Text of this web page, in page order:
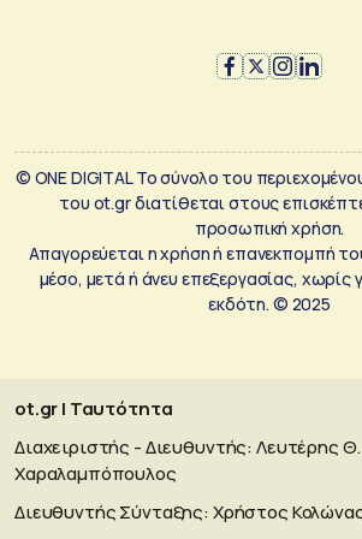
© ONE DIGITAL Το σύνολο του
του ot.gr διατίθεται στους
προσωπική χρήση.
Απαγορεύεται η χρήση ή επανεκπομπή
μέσο, μετά ή άνευ επεξεργασίας, χωρίς
εκδότη. © 2025
ot.gr | Ταυτότητα
Διαχειριστής - Διευθυντής: Λευτέρης Θ.
Χαραλαμπόπουλος
Διευθυντής Σύνταξης: Χρήστος